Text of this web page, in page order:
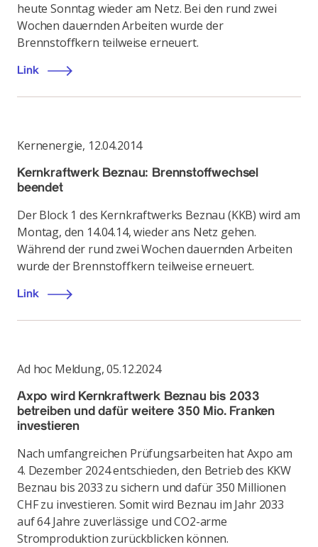
heute Sonntag wieder am Netz. Bei den rund zwei
Wochen dauernden Arbeiten wurde der
Brennstoffkern teilweise erneuert.
Link
Kernenergie, 12.04.2014
Kernkraftwerk Beznau: Brennstoffwechsel
beendet
Der Block 1 des Kernkraftwerks Beznau (KKB) wird am
Montag, den 14.04.14, wieder ans Netz gehen.
Während der rund zwei Wochen dauernden Arbeiten
wurde der Brennstoffkern teilweise erneuert.
Link
Ad hoc Meldung,05.12.2024
Axpo wird Kernkraftwerk Beznau bis 2033
betreiben und dafür weitere 350 Mio. Franken
investieren
Nach umfangreichen Prüfungsarbeiten hat Axpo am
4. Dezember 2024 entschieden, den Betrieb des KKW
Beznau bis 2033 zu sichern und dafür 350 Millionen
CHF zu investieren. Somit wird Beznau im Jahr 2033
auf 64 Jahre zuverlässige und CO2-arme
Stromproduktion zurückblicken können.